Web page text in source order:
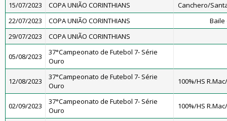
15/07/2023
COPA UNIÃO CORINTHIANS
Canchero/
22/07/2023
COPA UNIÃO CORINTHIANS
Baile
29/07/2023
COPA UNIÃO CORINTHIANS
05/08/2023
37°Campeonato de Futebol 7- Série
Ouro
12/08/2023
37°Campeonato de Futebol 7- Série
Ouro
100%/HS
02/09/2023
37°Campeonato de Futebol 7- Série
Ouro
100%/HS